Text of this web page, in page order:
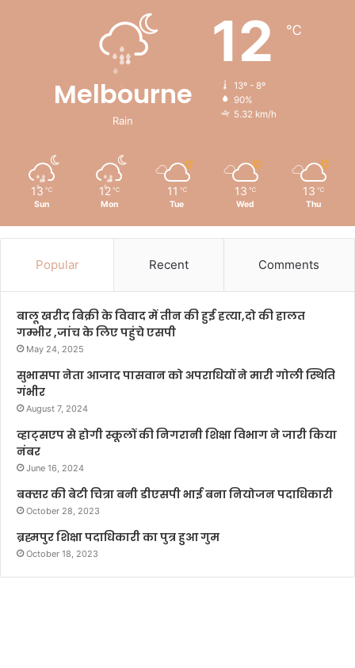
Melbourne
Rain
12 ℃
13º - 8º
90%
5.32 km/h
13 ℃
Sun
12 ℃
Mon
11 ℃
Tue
13 ℃
Wed
13 ℃
Thu
Popular Recent Comments
बालू खरीद बिक्री के विवाद में तीन की हुई हत्या,दो की हालत
गम्भीर ,जांच के लिए पहुंचे एसपी
May 24, 2025
सुभासपा नेता आजाद पासवान को अपराधियों ने मारी गोली स्थिति
गंभीर
August 7, 2024
व्हाट्सएप से होगी स्कूलों की निगरानी शिक्षा विभाग ने जारी किया
नंबर
June 16, 2024
बक्सर की बेटी चित्रा बनी डीएसपी भाई बना नियोजन पदाधिकारी
October 28, 2023
ब्रह्मपुर शिक्षा पदाधिकारी का पुत्र हुआ गुम
October 18, 2023